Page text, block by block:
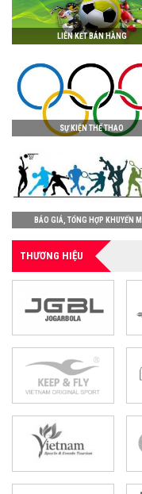
LIÊN KẾT BÁN HÀNG
SỰ KIỆN THỂ THAO
BÁO GIÁ, TỔNG HỢP KHUYẾN
THƯƠNG HIỆU